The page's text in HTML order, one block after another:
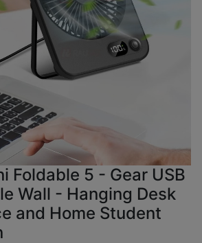
Foldable 5 - Gear USB
Wall - Hanging Desk
and Home Student